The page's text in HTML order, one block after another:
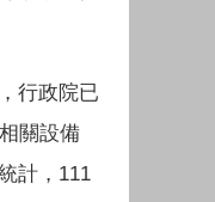
行政院已
關設備
計，111